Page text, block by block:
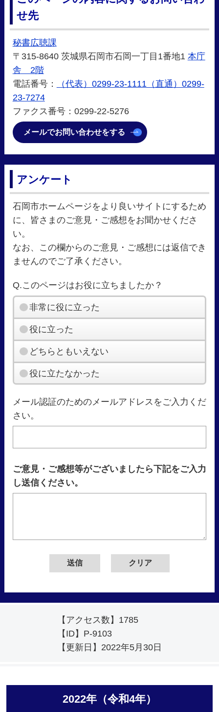
せ先
秘書広聴課
〒315-8640 茨城県石岡市石岡一丁目1番地1 本庁
舎 2階
電話番号：
（代表）0299-23-1111（直通）0299-
23-7274
ファクス番号：0299-22-5276
メールでお問い合わせをする
アンケート
石岡市ホームページをより良いサイトにするため
に、皆さまのご意見・ご感想をお聞かせくださ
い。
なお、この欄からのご意見・ご感想には返信でき
ませんのでご了承ください。
Q.このページはお役に立ちましたか？
非常に役に立った
役に立った
どちらともいえない
役に立たなかった
メール認証のためのメールアドレスをご入力くだ
さい。
ご意見・ご感想等がございましたら下記をご入力
し送信ください。
【アクセス数】 1785
【ID】 P-9103
【更新日】 2022年5月30日
2022年（令和4年）